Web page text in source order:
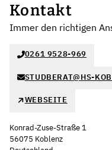
Kontakt
Immer den richtigen
0261 9528-969
STUDBERAT@HS-
WEBSEITE
Konrad-Zuse-Straße 1
56075 Koblenz